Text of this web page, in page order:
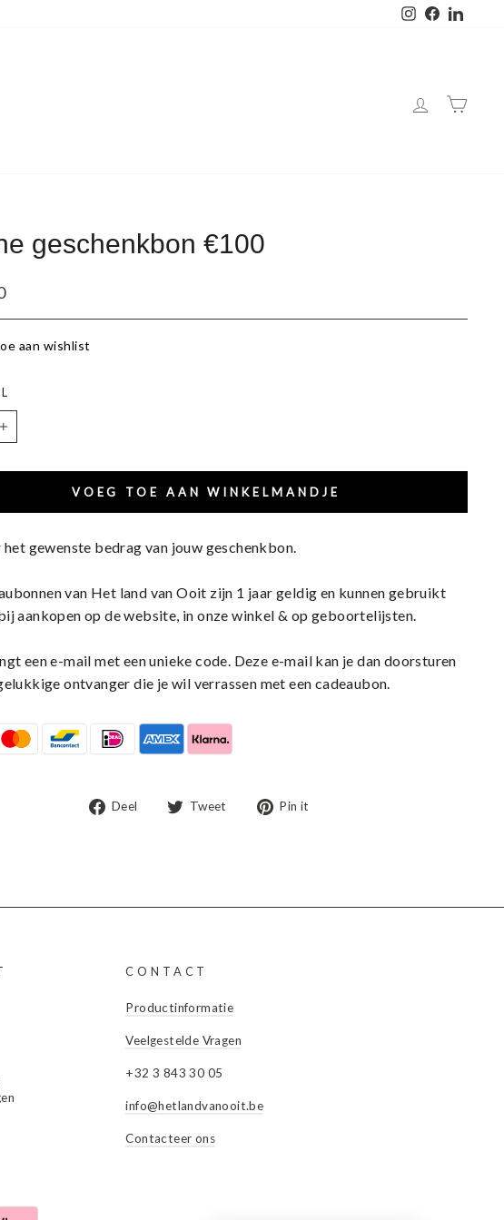
InstagramFacebook
geschenkbon €100
aan wishlist
+
VOEG TOE AAN WINKELMANDJE
het gewenste bedrag van jouw geschenkbon.
van Het land van Ooit zijn 1 jaar geldig en kunnen gebruikt
aankopen op de website, in onze winkel & op geboortelijsten.
een e-mail met een unieke code. Deze e-mail kan je dan doorsturen
ontvanger die je wil verrassen met een cadeaubon.
Deel
Deel
Tweet
TweetPin it
CONTACT
Productinformatie
Veelgestelde Vragen
+32 3 843 30 05
info@hetlandvanooit.be
Contacteer ons